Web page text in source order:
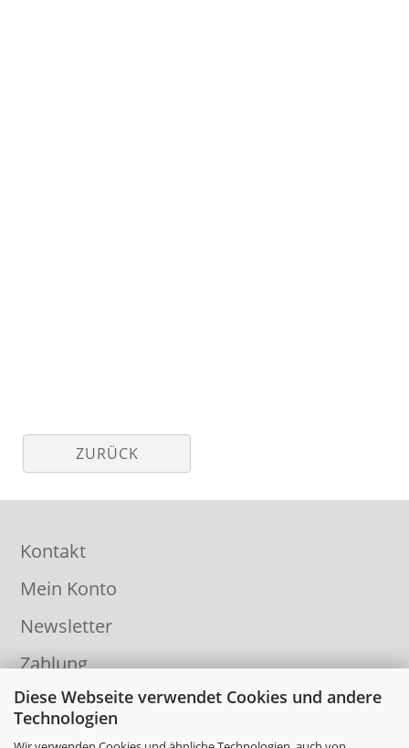
Diese Webseite verwendet Cookies und andere
Technologien
ZURÜCK
Kontakt
Mein Konto
Newsletter
Zahlung
Informationen